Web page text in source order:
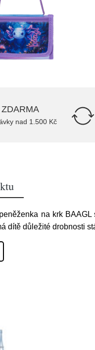
nad 1.500 Kč
na krk
dítě důležité drobnosti